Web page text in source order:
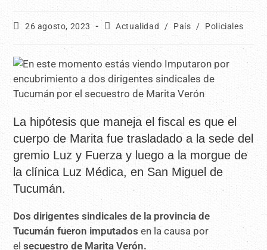
26 agosto, 2023 Actualidad / País / Policiales
La hipótesis que maneja el fiscal es que el
cuerpo de Marita fue trasladado a la sede del
gremio Luz y Fuerza y luego a la morgue de
la clínica Luz Médica, en San Miguel de
Tucumán.
Dos dirigentes sindicales de la provincia de
Tucumán fueron imputados en la causa por
elsecuestro de Marita Verón.